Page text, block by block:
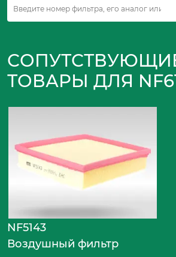
ТОВАРЫ ДЛЯ
NF5143
Воздушный фильтр